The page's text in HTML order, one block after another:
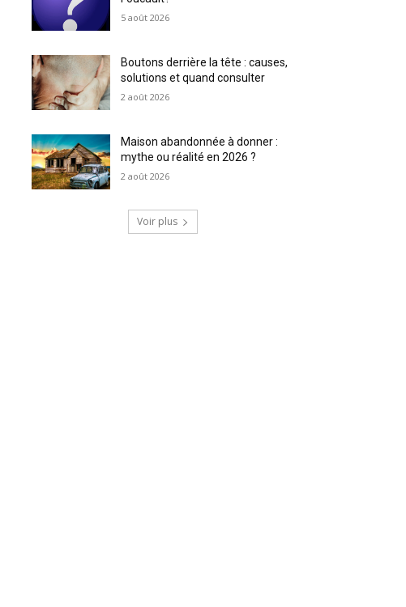
5 août 2026
Boutons derrière la tête : causes,
solutions et quand consulter
2 août 2026
Maison abandonnée à donner :
mythe ou réalité en 2026 ?
2 août 2026
Voir plus